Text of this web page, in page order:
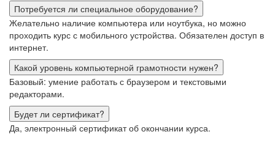
Потребуется ли специальное оборудование?
Желательно наличие компьютера или ноутбука, но можно
проходить курс с мобильного устройства. Обязателен доступ в
интернет.
Какой уровень компьютерной грамотности нужен?
Базовый: умение работать с браузером и текстовыми
редакторами.
Будет ли сертификат?
Да, электронный сертификат об окончании курса.